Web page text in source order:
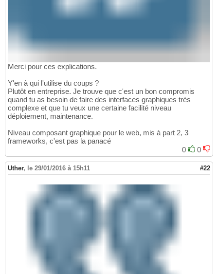
Merci pour ces explications.
Y'en à qui l'utilise du coups ?
Plutôt en entreprise. Je trouve que c'est un bon compromis
quand tu as besoin de faire des interfaces graphiques très
complexe et que tu veux une certaine facilité niveau
déploiement, maintenance.
Niveau composant graphique pour le web, mis à part 2, 3
frameworks, c'est pas la panacé
0
0
Uther, le 29/01/2016 à 15h11 #22